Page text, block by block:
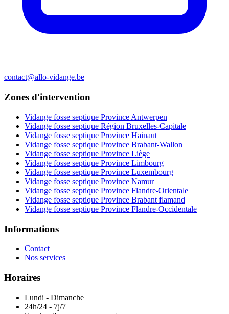
contact@allo-vidange.be
Zones d'intervention
Vidange fosse septique Province Antwerpen
Vidange fosse septique Région Bruxelles-Capitale
Vidange fosse septique Province Hainaut
Vidange fosse septique Province Brabant-Wallon
Vidange fosse septique Province Liège
Vidange fosse septique Province Limbourg
Vidange fosse septique Province Luxembourg
Vidange fosse septique Province Namur
Vidange fosse septique Province Flandre-Orientale
Vidange fosse septique Province Brabant flamand
Vidange fosse septique Province Flandre-Occidentale
Informations
Contact
Nos services
Horaires
Lundi - Dimanche
24h/24 - 7j/7